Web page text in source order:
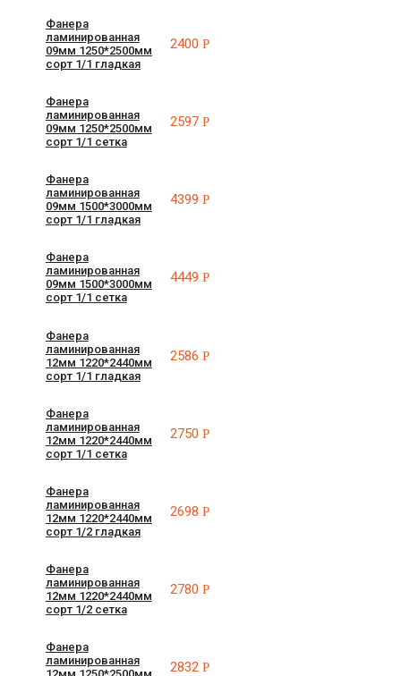
Фанера
ламинированная
09мм 1250*2500мм
сорт 1/1 гладкая
2400Р
Фанера
ламинированная
09мм 1250*2500мм
сорт 1/1 сетка
2597Р
Фанера
ламинированная
09мм 1500*3000мм
сорт 1/1 гладкая
4399Р
Фанера
ламинированная
09мм 1500*3000мм
сорт 1/1 сетка
4449Р
Фанера
ламинированная
12мм 1220*2440мм
сорт 1/1 гладкая
2586Р
Фанера
ламинированная
12мм 1220*2440мм
сорт 1/1 сетка
2750Р
Фанера
ламинированная
12мм 1220*2440мм
сорт 1/2 гладкая
2698Р
Фанера
ламинированная
12мм 1220*2440мм
сорт 1/2 сетка
2780Р
Фанера
ламинированная
2832Р